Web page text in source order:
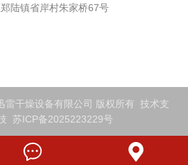
陆镇省岸村朱家桥67号
雷干燥设备有限公司 版权所有 技术支
苏ICP备2025223229号